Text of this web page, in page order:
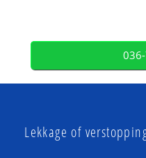
Lekkage of